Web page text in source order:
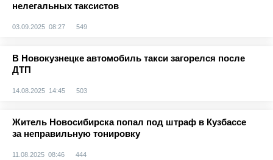
нелегальных таксистов
03.09.2025 08:27 549
В Новокузнецке автомобиль такси загорелся после
ДТП
14.08.2025 14:45 503
Житель Новосибирска попал под штраф в Кузбассе
за неправильную тонировку
11.08.2025 08:46 444